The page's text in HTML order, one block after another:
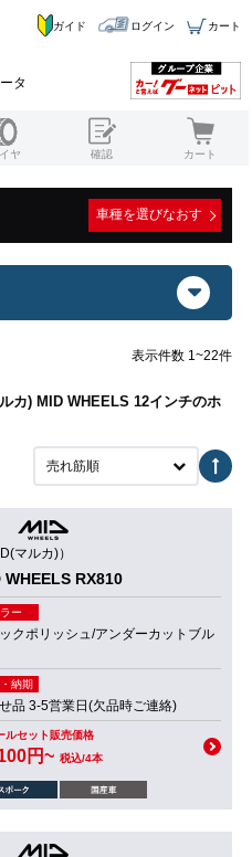
タ
ガイド ログイン カート
ヤ 確認 カート
車種を選びなおす
表示件数 1~22件
カ) MID WHEELS 12インチのホ
売れ筋順
マルカ)）
WHEELS RX810
ー
クポリッシュ/アンダーカットブル
納期
品 3-5営業日(欠品時ご連絡)
ルセット販売価格
円~ 税込/4本